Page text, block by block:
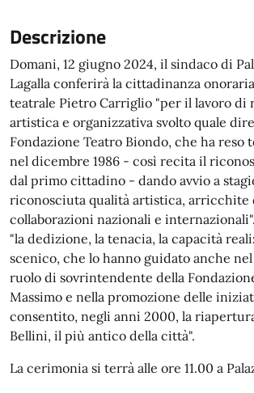
Descrizione
Domani, 12 giugno 2024, il sindaco di
Lagalla conferirà la cittadinanza
teatrale Pietro Carriglio "per il lavoro di
artistica e organizzativa svolto quale
Fondazione Teatro Biondo, che ha reso
nel dicembre 1986 - così recita il
dal primo cittadino - dando avvio a
riconosciuta qualità artistica, arricchite
collaborazioni nazionali e
"la dedizione, la tenacia, la capacità
scenico, che lo hanno guidato anche
ruolo di sovrintendente della
Massimo e nella promozione delle
consentito, negli anni 2000, la
Bellini, il più antico della città".
La cerimonia si terrà alle ore 11.00 a